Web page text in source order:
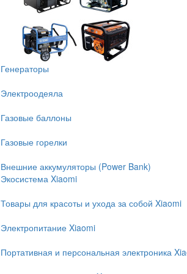
Генераторы
Электроодеяла
Газовые баллоны
Газовые горелки
Внешние аккумуляторы (Power Bank)
Экосистема Xiaomi
Товары для красоты и ухода за собой Xiaomi
Электропитание Xiaomi
Портативная и персональная электроника